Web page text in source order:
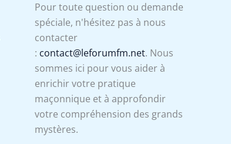
Pour toute question ou demande
spéciale, n'hésitez pas à nous
contacter
: contact@leforumfm.net. Nous
sommes ici pour vous aider à
enrichir votre pratique
maçonnique et à approfondir
votre compréhension des grands
mystères.